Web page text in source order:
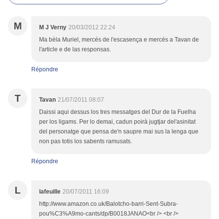
M M J Verny 20/03/2012 22:24
Ma bèla Muriel, mercés de l'escasença e mercés a Tavan de
l'article e de las responsas.
Répondre
T Tavan 21/07/2011 08:07
Daissi aqui dessus los tres messatges del Dur de la Fuelha
per los ligams. Per lo demai, cadun poirà jugtjar del'asinitat
del personatge que pensa de'n saupre mai sus la lenga que
non pas totis los sabents ramusats.
Répondre
L lafeuille 20/07/2011 16:09
http://www.amazon.co.uk/Balotcho-barri-Sent-Subra-
pou%C3%A9mo-cants/dp/B0018JANAO<br /> <br />